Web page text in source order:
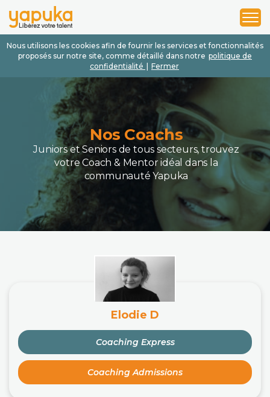
Nous utilisons les cookies afin de fournir les services et fonctionnalités
proposés sur notre site, comme détaillé dans notre politique de
confidentialité
Fermer
1
2
3
Nos Coachs
Juniors et Seniors de tous secteurs, trouvez
votre Coach & Mentor idéal dans la
communauté Yapuka
Elodie D
Coaching Express
Coaching Admissions